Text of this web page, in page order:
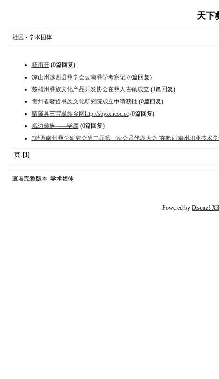
天下
社区 › 学术团体
杨甫旺 (0篇回复)
凉山州越西县彝学会云南彝学考察记(0篇回复)
楚雄州彝族文化产品开发协会在彝人古镇成立 (0篇回复)
贵州省奢哲彝族文化研究院成立申请获批(0篇回复)
晴隆县三宝彝族乡网http://sbyzx.icoc.cc(0篇回复)
峨边彝族——毕摩(0篇回复)
“黔西南州彝学研究会第二届第一次会员代表大会”在黔西南州职业技术
页: [1]
查看完整版本: 学术团体
Powered by Discuz!